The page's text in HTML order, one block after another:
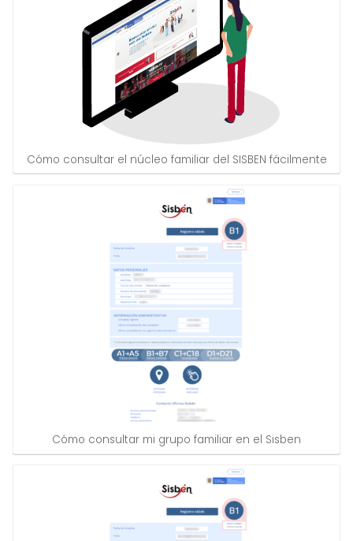
Cómo consultar el núcleo familiar del SISBEN fácilmente
Cómo consultar mi grupo familiar en el Sisben